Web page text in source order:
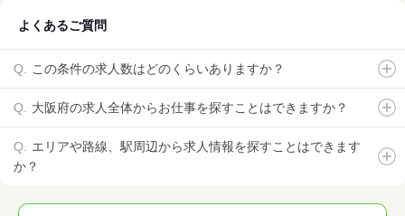
よくあるご質問
この条件の求人数はどのくらいありますか？
大阪府の求人全体からお仕事を探すことはできますか？
エリアや路線、駅周辺から求人情報を探すことはできます
か？